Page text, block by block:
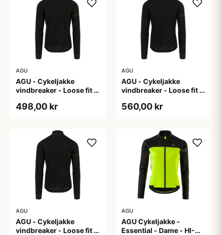
AGU
AGU - Cykeljakke
vindbreaker - Loose fit -
498,00 kr
AGU
AGU - Cykeljakke
vindbreaker - Loose fit -
560,00 kr
AGU
AGU - Cykeljakke
vindbreaker - Loose fit -
AGU
AGU Cykeljakke -
Essential - Dame - HI-